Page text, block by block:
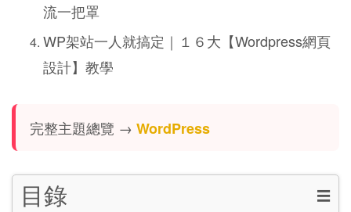
流一把罩
WP架站一人就搞定｜１６大【Wordpress網頁
設計】教學
完整主題總覽 → WordPress
目錄 ☰